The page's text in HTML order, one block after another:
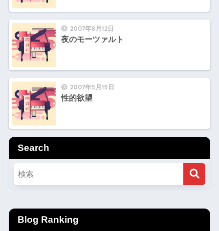
2007年8月12日
夜のモーツァルト
2007年5月15日
性的欲望
Search
Blog Ranking